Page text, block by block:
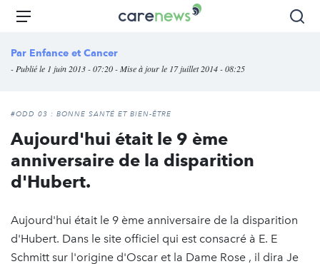
Aller
principal
Carenews,
des
l'engagement
Menu
Par Enfance et Cancer
- Publié le 1 juin 2013 - 07:20 - Mise à jour le 17 juillet 2014 - 08:25
#ODD 03 : BONNE SANTÉ ET BIEN-ÊTRE
Aujourd'hui était le 9 ème
anniversaire de la disparition
d'Hubert.
Aujourd'hui était le 9 ème anniversaire de la disparition
d'Hubert. Dans le site officiel qui est consacré à E. E
Schmitt sur l'origine d'Oscar et la Dame Rose , il dira Je